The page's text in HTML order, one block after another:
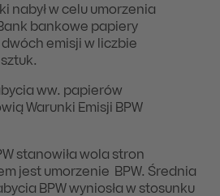
nabył w celu umorzenia
bankowe papiery
emisji w liczbie
ww. papierów
Warunki Emisji BPW
stanowiła wola stron
jest umorzenie BPW. Średnia
BPW wyniosła w stosunku